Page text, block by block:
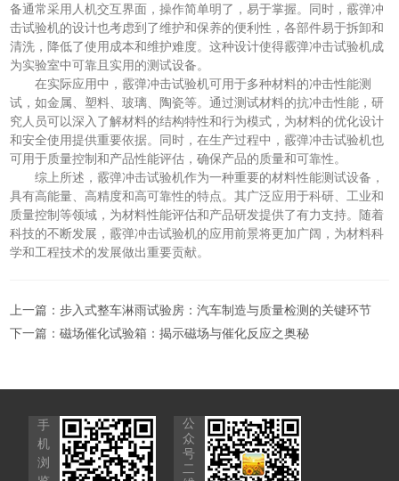
备通常采用人机交互界面，操作简单明了，易于掌握。同时，霰弹冲
击试验机的设计也考虑到了维护和保养的便利性，各部件易于拆卸和
清洗，降低了使用成本和维护难度。这种设计使得霰弹冲击试验机成
为实验室中可靠且实用的测试设备。
在实际应用中，霰弹冲击试验机可用于多种材料的冲击性能测
试，如金属、塑料、玻璃、陶瓷等。通过测试材料的抗冲击性能，研
究人员可以深入了解材料的结构特性和行为模式，为材料的优化设计
和安全使用提供重要依据。同时，在生产过程中，霰弹冲击试验机也
可用于质量控制和产品性能评估，确保产品的质量和可靠性。
综上所述，霰弹冲击试验机作为一种重要的材料性能测试设备，
具有高能量、高精度和高可靠性的特点。其广泛应用于科研、工业和
质量控制等领域，为材料性能评估和产品研发提供了有力支持。随着
科技的不断发展，霰弹冲击试验机的应用前景将更加广阔，为材料科
学和工程技术的发展做出重要贡献。
上一篇：步入式整车淋雨试验房：汽车制造与质量检测的关键环节
下一篇：磁场催化试验箱：揭示磁场与催化反应之奥秘
手
机
浏
公
众
号
二